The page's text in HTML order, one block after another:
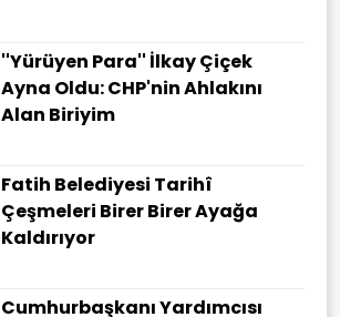
''Yürüyen Para'' İlkay Çiçek
Ayna Oldu: CHP'nin Ahlakını
Alan Biriyim
Fatih Belediyesi Tarihî
Çeşmeleri Birer Birer Ayağa
Kaldırıyor
Cumhurbaşkanı Yardımcısı